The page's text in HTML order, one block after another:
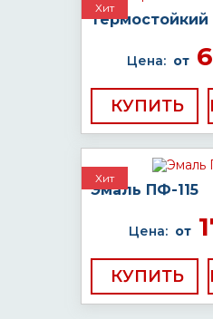
Хит
Термостойкий
Цена: от
КУПИТЬ
Хит
Эмаль ПФ-115
Цена: от
КУПИТЬ